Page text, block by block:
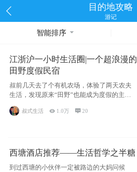
目的地攻略
游记
智能排序
江浙沪一小时生活圈|一个超浪漫的
田野度假民宿
叔前几天去了个有机农场，体验了两天农夫
生活，发现原来“田野”也能成为度假的主旋
律。江
叔式生活  1.0万 20
西塘酒店推荐——生活哲学之半糖
到过西塘的小伙伴一定被路边的大妈问候